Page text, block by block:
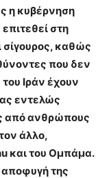
η κυβέρνηση
στη
σίγουρος, καθώς
που δεν
Ιράν έχουν
εντελώς
από ανθρώπους
άλλο,
και του Ομπάμα.
αποφυγή της